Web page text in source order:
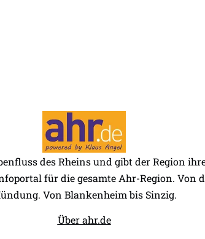
des Rheins und gibt der Region
für die gesamte Ahr-Region. Von
Von Blankenheim bis Sinzig.
Über ahr.de